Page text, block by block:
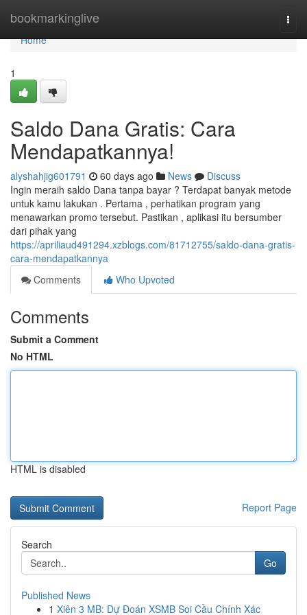
bookmarkinglive
Home
Home
1
Saldo Dana Gratis: Cara
Mendapatkannya!
alyshahjig601791 60 days ago News
Discuss
Ingin meraih saldo Dana tanpa bayar ? Terdapat banyak metode
untuk kamu lakukan . Pertama , perhatikan program yang
menawarkan promo tersebut. Pastikan , aplikasi itu bersumber
dari pihak yang
https://apriliaud491294.xzblogs.com/81712755/saldo-dana-gratis-
cara-mendapatkannya
Comments
Who Upvoted
Comments
Submit a Comment
No HTML
HTML is disabled
Report Page
Search
Go
Published News
1 Xiên 3 MB: Dự Đoán XSMB Soi Cầu Chính Xác